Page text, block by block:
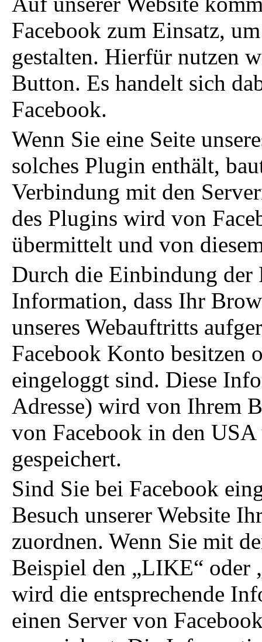
Facebook zum Einsatz,
gestalten. Hierfür nutzen
Button. Es handelt sich
Facebook.
Wenn Sie eine Seite
solches Plugin enthält,
Verbindung mit den
des Plugins wird von
übermittelt und von
Durch die Einbindung der
Information, dass Ihr
unseres Webauftritts
Facebook Konto besitzen
eingeloggt sind. Diese
Adresse) wird von Ihrem
von Facebook in den
gespeichert.
Sind Sie bei Facebook
Besuch unserer Website
zuordnen. Wenn Sie mit
Beispiel den „LIKE“
wird die entsprechende
einen Server von